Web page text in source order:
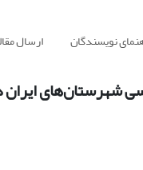
نویسندگان ارسال
1395-1390؛ کاربرد رگرسیون